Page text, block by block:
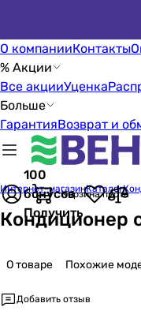
О компанииКонтакты
% Акции
Все акцииУценка
Больше
ГарантияВозврат и
100
бонусов
Получить
Корзина пуста
Интернет-магазинКаталог
Кондиционер
О товаре Похожие
Добавить отзыв